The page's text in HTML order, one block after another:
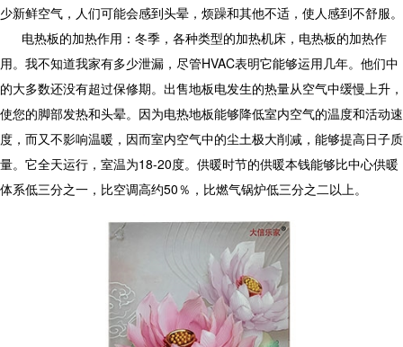
少新鲜空气，人们可能会感到头晕，烦躁和其他不适，使人感到不舒服。
电热板的加热作用：冬季，各种类型的加热机床，电热板的加热作
用。我不知道我家有多少泄漏，尽管HVAC表明它能够运用几年。他们中
的大多数还没有超过保修期。出售地板电发生的热量从空气中缓慢上升，
使您的脚部发热和头晕。因为电热地板能够降低室内空气的温度和活动速
度，而又不影响温暖，因而室内空气中的尘土极大削减，能够提高日子质
量。它全天运行，室温为18-20度。供暖时节的供暖本钱能够比中心供暖
体系低三分之一，比空调高约50％，比燃气锅炉低三分之二以上。